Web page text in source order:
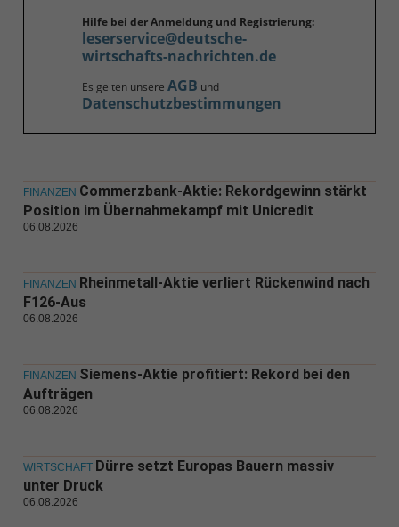
Hilfe bei der Anmeldung und Registrierung:
leserservice@deutsche-
wirtschafts-nachrichten.de
Es gelten unsere AGB und
Datenschutzbestimmungen
FINANZEN Commerzbank-Aktie: Rekordgewinn stärkt
Position im Übernahmekampf mit Unicredit
06.08.2026
FINANZEN Rheinmetall-Aktie verliert Rückenwind nach
F126-Aus
06.08.2026
FINANZEN Siemens-Aktie profitiert: Rekord bei den
Aufträgen
06.08.2026
WIRTSCHAFT Dürre setzt Europas Bauern massiv
unter Druck
06.08.2026